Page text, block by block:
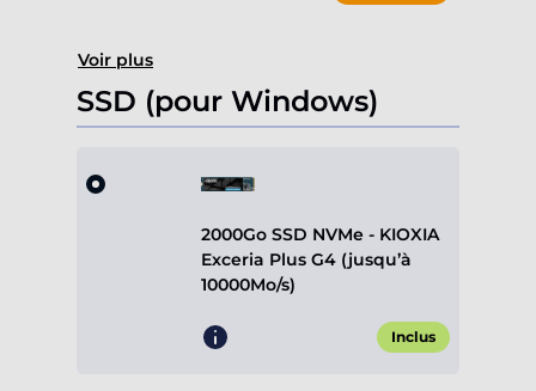
Voir plus
SSD (pour Windows)
2000Go SSD NVMe - KIOXIA
Exceria Plus G4 (jusqu’à
10000Mo/s)
Inclus